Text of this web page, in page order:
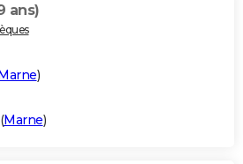
ans)
)
Marne)